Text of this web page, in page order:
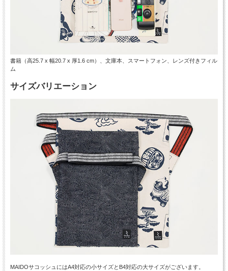
書籍（高25.7 x 幅20.7 x 厚1.6 cm）、文庫本、スマートフォン、レンズ付きフィル
ム
サイズバリエーション
MAIDOサコッシュにはA4対応の小サイズとB4対応の大サイズがございます。